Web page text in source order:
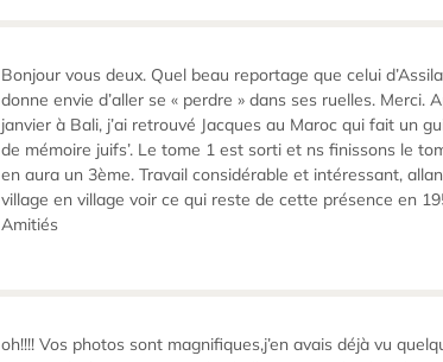
Bonjour vous deux. Quel beau reportage que celui
donne envie d’aller se « perdre » dans ses ruelles. Merci.
janvier à Bali, j’ai retrouvé Jacques au Maroc qui fait un
de mémoire juifs’. Le tome 1 est sorti et ns finissons le
en aura un 3ème. Travail considérable et intéressant,
village en village voir ce qui reste de cette présence en
Amitiés
oh!!!! Vos photos sont magnifiques,j’en avais déjà vu